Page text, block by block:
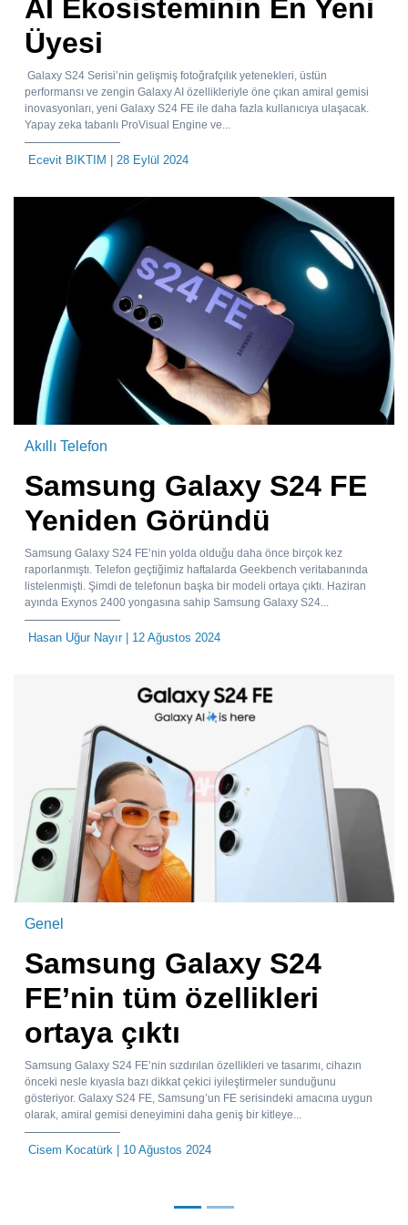
AI Ekosisteminin En Yeni
Üyesi
Galaxy S24 Serisi’nin gelişmiş fotoğrafçılık yetenekleri, üstün
performansı ve zengin Galaxy AI özellikleriyle öne çıkan amiral gemisi
inovasyonları, yeni Galaxy S24 FE ile daha fazla kullanıcıya ulaşacak.
Yapay zeka tabanlı ProVisual Engine ve...
Ecevit BIKTIM | 28 Eylül 2024
Akıllı Telefon
Samsung Galaxy S24 FE
Yeniden Göründü
Samsung Galaxy S24 FE’nin yolda olduğu daha önce birçok kez
raporlanmıştı. Telefon geçtiğimiz haftalarda Geekbench veritabanında
listelenmişti. Şimdi de telefonun başka bir modeli ortaya çıktı. Haziran
ayında Exynos 2400 yongasına sahip Samsung Galaxy S24...
Hasan Uğur Nayır| 12 Ağustos 2024
Genel
Samsung Galaxy S24
FE’nin tüm özellikleri
ortaya çıktı
Samsung Galaxy S24 FE’nin sızdırılan özellikleri ve tasarımı, cihazın
önceki nesle kıyasla bazı dikkat çekici iyileştirmeler sunduğunu
gösteriyor. Galaxy S24 FE, Samsung’un FE serisindeki amacına uygun
olarak, amiral gemisi deneyimini daha geniş bir kitleye...
Cisem Kocatürk | 10 Ağustos 2024